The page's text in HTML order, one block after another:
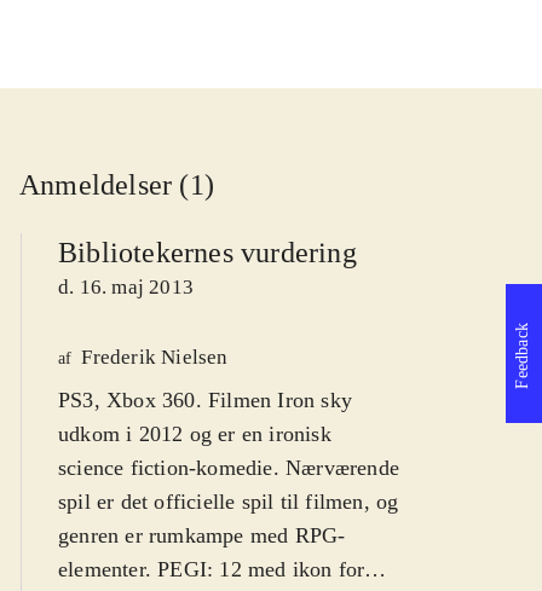
Anmeldelser (1)
Bibliotekernes vurdering
d. 16. maj 2013
af Frederik Nielsen
PS3, Xbox 360. Filmen Iron sky
udkom i 2012 og er en ironisk
science fiction-komedie. Nærværende
spil er det officielle spil til filmen, og
genren er rumkampe med RPG-
elementer. PEGI: 12 med ikon for
Feedback